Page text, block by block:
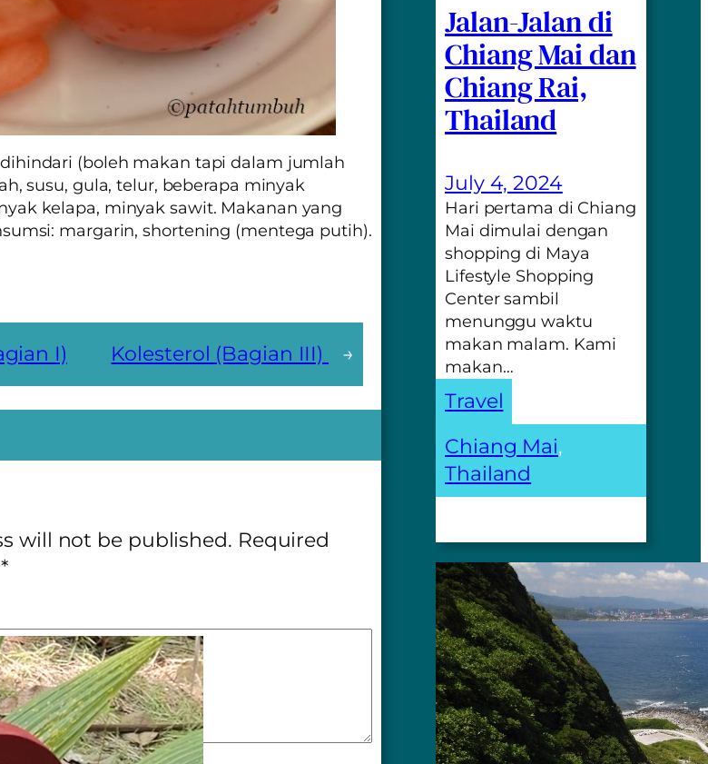
(boleh makan tapi dalam jumlah
susu, gula, telur, beberapa minyak
kelapa, minyak sawit. Makanan yang
margarin,shortening (mentega putih).
I) Kolesterol (Bagian III) →
will not be published. Required
*
Jalan-Jalan di
Chiang Mai dan
Chiang Rai,
Thailand
July 4, 2024
Hari pertama di Chiang
Mai dimulai dengan
shopping di Maya
Lifestyle Shopping
Center sambil
menunggu waktu
makan malam. Kami
makan…
Travel
Chiang Mai
Thailand